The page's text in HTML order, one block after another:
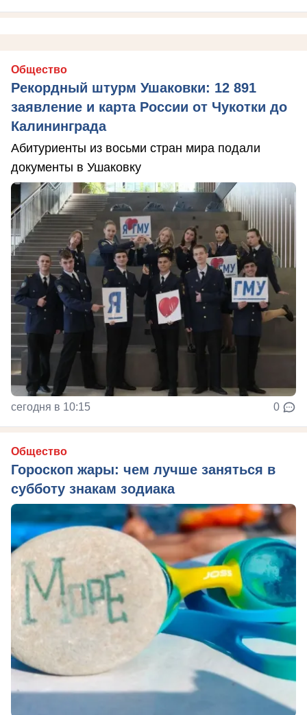
Общество
Рекордный штурм Ушаковки: 12 891
заявление и карта России от Чукотки до
Калининграда
Абитуриенты из восьми стран мира подали
документы в Ушаковку
сегодня в 10:15 0
Общество
Гороскоп жары: чем лучше заняться в
субботу знакам зодиака